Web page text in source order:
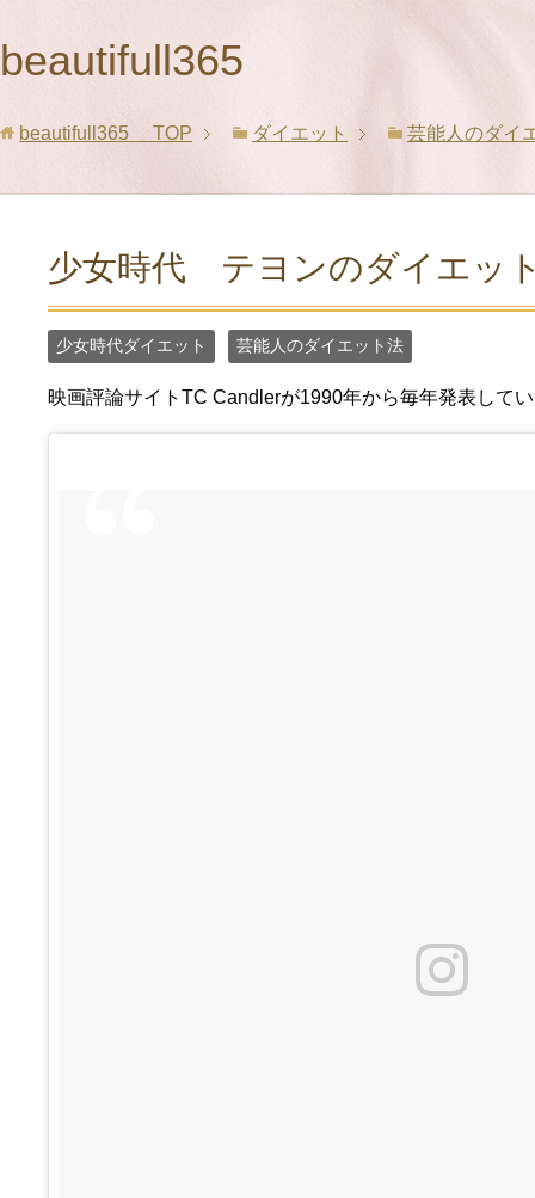
beautifull365
beautifull365 TOP ダイエット 芸能人のダイ
少女時代 テヨンのダイエッ
少女時代ダイエット 芸能人のダイエット法
映画評論サイトTC Candlerが1990年から毎年発表して